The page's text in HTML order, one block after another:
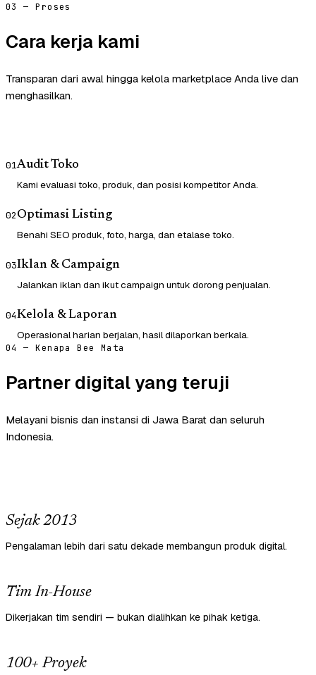
03 — Proses
Cara kerja kami
Transparan dari awal hingga kelola marketplace Anda live dan
menghasilkan.
01Audit Toko
Kami evaluasi toko, produk, dan posisi kompetitor Anda.
02Optimasi Listing
Benahi SEO produk, foto, harga, dan etalase toko.
03Iklan & Campaign
Jalankan iklan dan ikut campaign untuk dorong penjualan.
04Kelola & Laporan
Operasional harian berjalan, hasil dilaporkan berkala.
04 — Kenapa Bee Mata
Partner digital yang teruji
Melayani bisnis dan instansi di Jawa Barat dan seluruh
Indonesia.
Sejak 2013
Pengalaman lebih dari satu dekade membangun produk digital.
Tim In-House
Dikerjakan tim sendiri — bukan dialihkan ke pihak ketiga.
100+ Proyek